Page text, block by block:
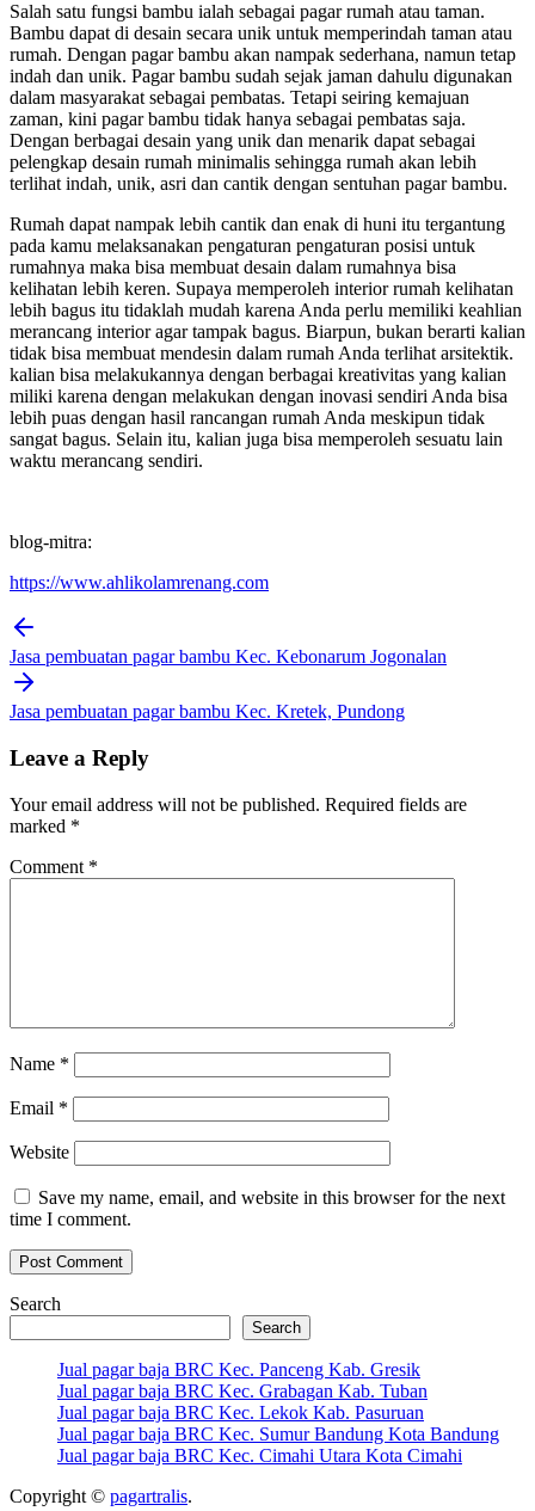
Salah satu fungsi bambu ialah sebagai pagar rumah atau taman.
Bambu dapat di desain secara unik untuk memperindah taman atau
rumah. Dengan pagar bambu akan nampak sederhana, namun tetap
indah dan unik. Pagar bambu sudah sejak jaman dahulu digunakan
dalam masyarakat sebagai pembatas. Tetapi seiring kemajuan
zaman, kini pagar bambu tidak hanya sebagai pembatas saja.
Dengan berbagai desain yang unik dan menarik dapat sebagai
pelengkap desain rumah minimalis sehingga rumah akan lebih
terlihat indah, unik, asri dan cantik dengan sentuhan pagar bambu.
Rumah dapat nampak lebih cantik dan enak di huni itu tergantung
pada kamu melaksanakan pengaturan pengaturan posisi untuk
rumahnya maka bisa membuat desain dalam rumahnya bisa
kelihatan lebih keren. Supaya memperoleh interior rumah kelihatan
lebih bagus itu tidaklah mudah karena Anda perlu memiliki keahlian
merancang interior agar tampak bagus. Biarpun, bukan berarti kalian
tidak bisa membuat mendesin dalam rumah Anda terlihat arsitektik.
kalian bisa melakukannya dengan berbagai kreativitas yang kalian
miliki karena dengan melakukan dengan inovasi sendiri Anda bisa
lebih puas dengan hasil rancangan rumah Anda meskipun tidak
sangat bagus. Selain itu, kalian juga bisa memperoleh sesuatu lain
waktu merancang sendiri.
blog-mitra:
https://www.ahlikolamrenang.com
Post
navigation
Jasa pembuatan pagar bambu Kec. Kebonarum Jogonalan
Jasa pembuatan pagar bambu Kec. Kretek, Pundong
Leave a Reply
Your email address will not be published. Required fields are
marked *
Comment *
Name *
Email *
Website
Save my name, email, and website in this browser for the next
time I comment.
Search
Search
Jual pagar baja BRC Kec. Panceng Kab. Gresik
Jual pagar baja BRC Kec. Grabagan Kab. Tuban
Jual pagar baja BRC Kec. Lekok Kab. Pasuruan
Jual pagar baja BRC Kec. Sumur Bandung Kota Bandung
Jual pagar baja BRC Kec. Cimahi Utara Kota Cimahi
Copyright © pagartralis.